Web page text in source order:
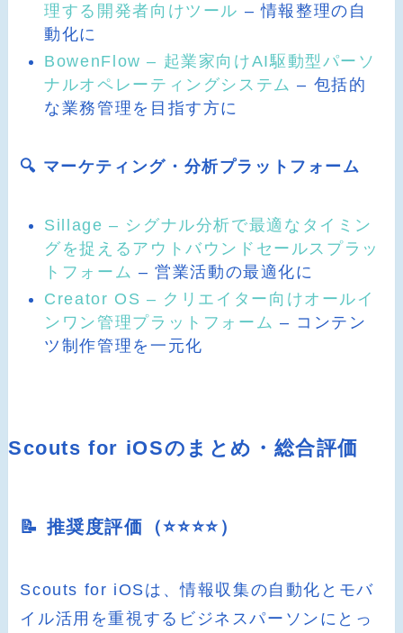
理する開発者向けツール – 情報整理の自
動化に
BowenFlow – 起業家向けAI駆動型パーソ
ナルオペレーティングシステム – 包括的
な業務管理を目指す方に
🔍 マーケティング・分析プラットフォーム
Sillage – シグナル分析で最適なタイミン
グを捉えるアウトバウンドセールスプラッ
トフォーム – 営業活動の最適化に
Creator OS – クリエイター向けオールイ
ンワン管理プラットフォーム – コンテン
ツ制作管理を一元化
Scouts for iOSのまとめ・総合評価
📝 推奨度評価（⭐️⭐️⭐️⭐️）
Scouts for iOSは、情報収集の自動化とモバ
イル活用を重視するビジネスパーソンにとっ